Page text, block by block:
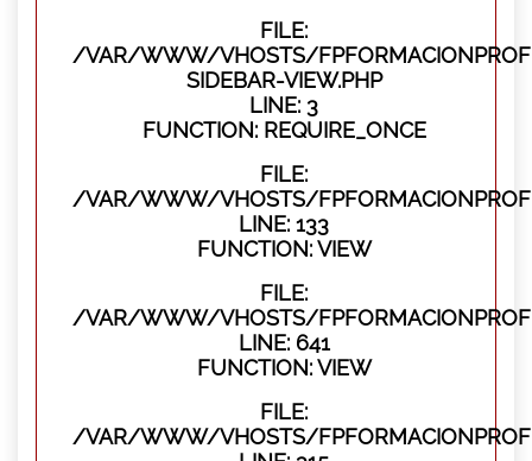
FILE:
/VAR/WWW/VHOSTS/
SIDEBAR-VIEW.PHP
LINE: 3
FUNCTION: REQUIRE_ONCE
FILE:
/VAR/WWW/VHOSTS/
LINE: 133
FUNCTION: VIEW
FILE:
/VAR/WWW/VHOSTS/
LINE: 641
FUNCTION: VIEW
FILE:
/VAR/WWW/VHOSTS/